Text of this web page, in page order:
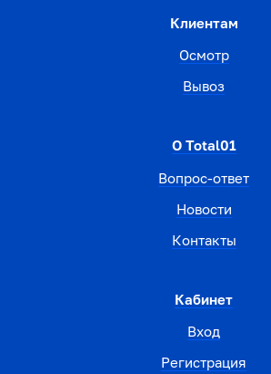
Клиентам
Осмотр
Вывоз
О Total01
Вопрос-ответ
Новости
Контакты
Кабинет
Вход
Регистрация